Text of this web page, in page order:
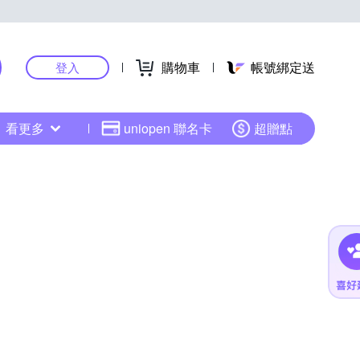
登入 購物車 帳號綁定送
看更多 uniopen 聯名卡 超贈點